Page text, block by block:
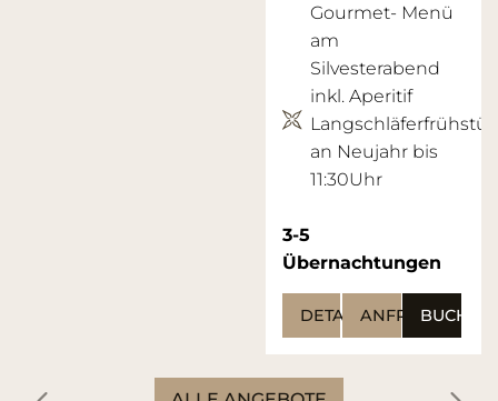
Gourmet- Menü
am
Silvesterabend
inkl. Aperitif
an Neujahr bis
11:30Uhr
3-5
Übernachtungen
DETAILSANFRAGEN
BUCHEN